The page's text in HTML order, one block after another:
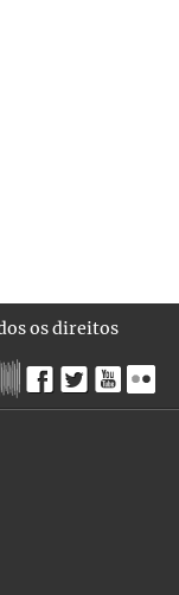
os direitos